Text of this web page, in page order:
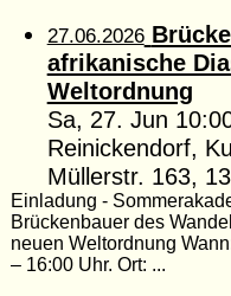
27.06.2026
afrikanische
Weltordnung
Sa, 27. Jun
Reinickendorf,
Müllerstr. 163,
Einladung -
Brückenbauer des
neuen Weltordnung
– 16:00 Uhr. Ort: ...